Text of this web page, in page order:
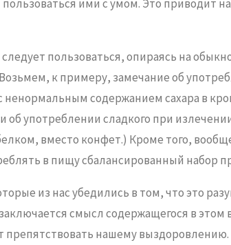
ими с умом. Это приводит
пользоваться, опираясь на
к примеру, замечание об
содержанием сахара в
об употреблении сладкого при
вместо конфет.) Кроме того,
в пищу сбалансированный набор
из нас убедились в том, что это
смысл содержащегося в
нашему выздоровлению.